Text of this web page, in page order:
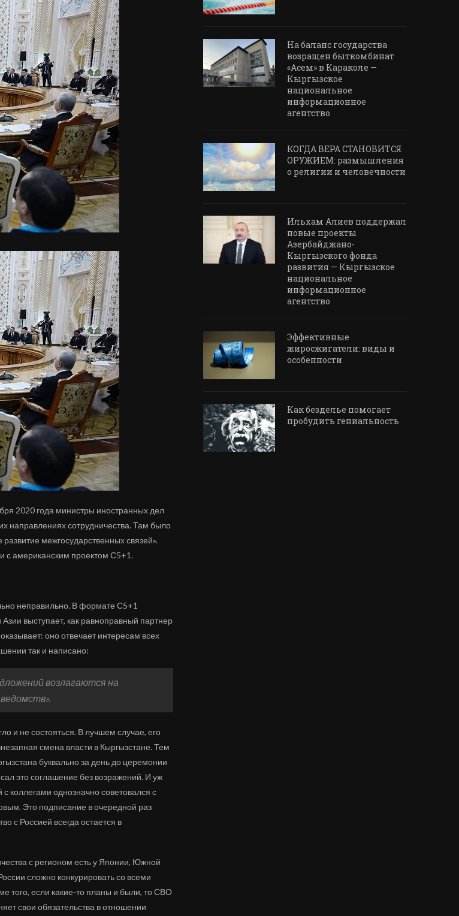
2020 года министры иностранных дел
направлениях сотрудничества. Там было
межгосударственных связей».
с американским проектом С5+1.
неправильно. В формате С5+1
выступает, как равноправный партнер
оно отвечает интересам всех
так и написано:
возлагаются на
и не состояться. В лучшем случае, его
смена власти в Кыргызстане. Тем
буквально за день до церемонии
это соглашение без возражений. И уж
коллегами однозначно советовался с
Это подписание в очередной раз
с Россией всегда остается в
с регионом есть у Японии, Южной
сложно конкурировать со всеми
того, если какие-то планы и были, то СВО
свои обязательства в отношении
На баланс государства
возращен быткомбинат
«Асем» в Караколе —
Кыргызское
национальное
информационное
агентство
КОГДА ВЕРА СТАНОВИТСЯ
ОРУЖИЕМ: размышления
о религии и человечности
Ильхам Алиев поддержал
новые проекты
Азербайджано-
Кыргызского фонда
развития — Кыргызское
национальное
информационное
агентство
Эффективные
жиросжигатели: виды и
особенности
Как безделье помогает
пробудить гениальность